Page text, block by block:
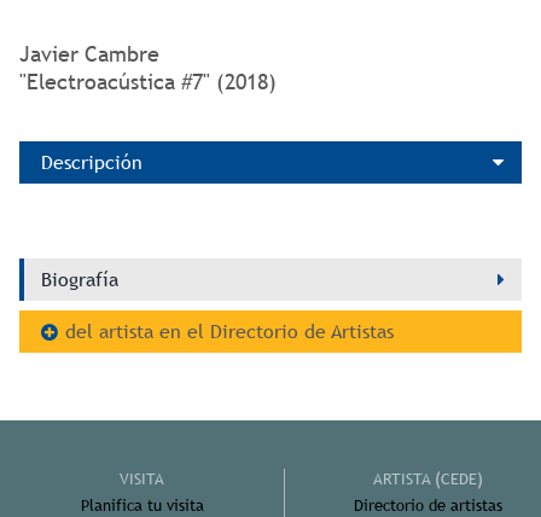
Javier Cambre
"Electroacústica #7" (2018)
Descripción
Biografía
del artista en el Directorio de Artistas
VISITA
Planifica tu visita
ARTISTA (CEDE)
Directorio de artistas